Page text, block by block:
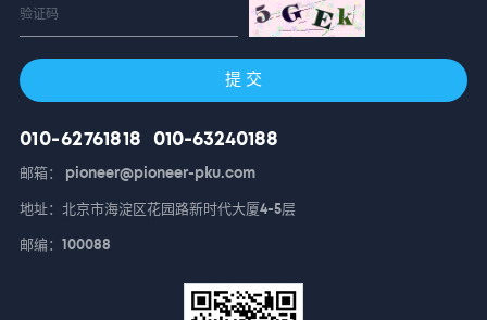
提 交
010-62761818 010-63240188
邮箱： pioneer@pioneer-pku.com
地址：北京市海淀区花园路新时代大厦4-5层
邮编：100088